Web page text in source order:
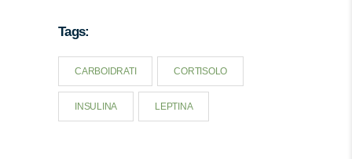
Tags:
CARBOIDRATI CORTISOLO
INSULINA LEPTINA